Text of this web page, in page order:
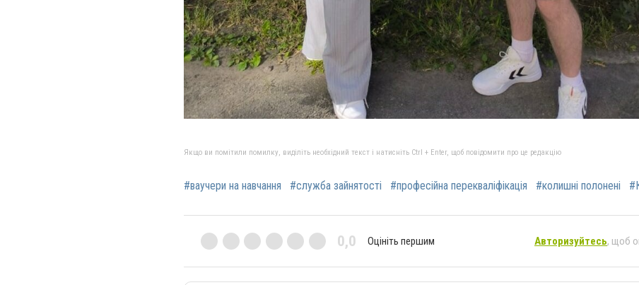
Якщо ви помітили помилку, виділіть необхідний текст і натисніть Ctrl + Enter, щоб повідомити про це редакцію
#ваучери на навчання #служба зайнятості #професійна перекваліфікація #колишні полонені
0,0 Оцініть першим Авторизуйтесь, щоб